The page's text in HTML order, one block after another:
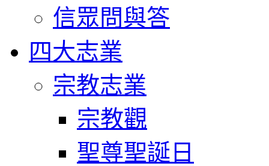
信眾問與答
四大志業
宗教志業
宗教觀
聖尊聖誕日